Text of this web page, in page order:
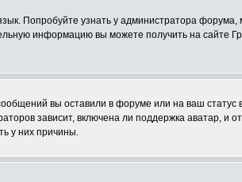
Попробуйте узнать у администратора форума,
информацию вы можете получить на сайте
вы оставили в форуме или на ваш статус
зависит, включена ли поддержка аватар, и
у них причины.